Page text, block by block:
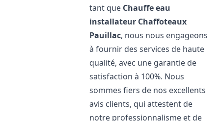
tant que Chauffe eau
installateur Chaffoteaux
Pauillac, nous nous engageons
à fournir des services de haute
qualité, avec une garantie de
satisfaction à 100%. Nous
sommes fiers de nos excellents
avis clients, qui attestent de
notre professionnalisme et de